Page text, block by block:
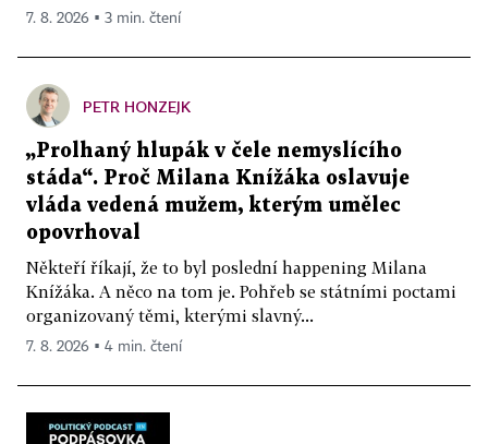
7. 8. 2026 ▪ 3 min. čtení
PETR HONZEJK
„Prolhaný hlupák v čele nemyslícího
stáda“. Proč Milana Knížáka oslavuje
vláda vedená mužem, kterým umělec
opovrhoval
Někteří říkají, že to byl poslední happening Milana
Knížáka. A něco na tom je. Pohřeb se státními poctami
organizovaný těmi, kterými slavný...
7. 8. 2026 ▪ 4 min. čtení